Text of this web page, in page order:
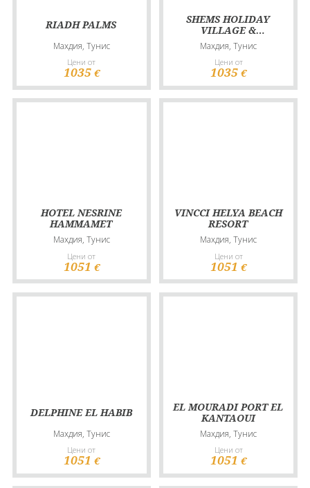
RIADH PALMS
Махдия, Тунис
Цени от
1035 €
SHEMS HOLIDAY
VILLAGE &
AQUAPARK
Махдия, Тунис
Цени от
1035 €
HOTEL NESRINE
HAMMAMET
Махдия, Тунис
Цени от
1051 €
VINCCI HELYA BEACH
RESORT
Махдия, Тунис
Цени от
1051 €
DELPHINE EL HABIB
Махдия, Тунис
Цени от
1051 €
EL MOURADI PORT EL
KANTAOUI
Махдия, Тунис
Цени от
1051 €